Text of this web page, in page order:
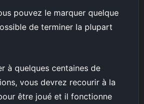
pouvez le marquer quelque
de terminer la plupart
à quelques centaines de
vous devrez recourir à la
être joué et il fonctionne